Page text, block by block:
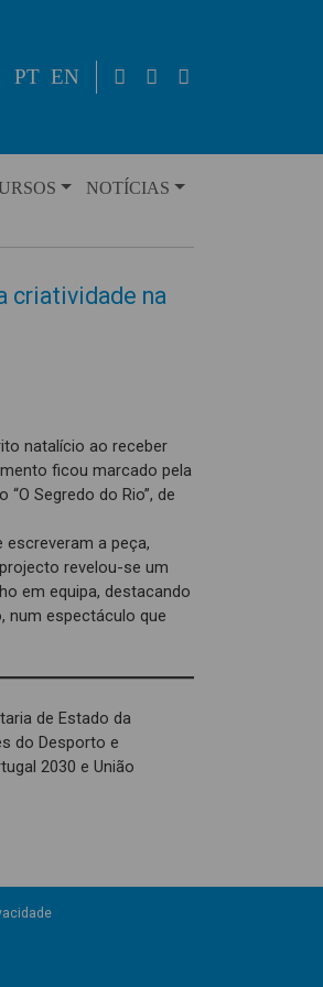
PT EN
NOTÍCIAS
criatividade na
natalício ao receber
ficou marcado pela
Segredo do Rio”, de
escreveram a peça,
revelou-se um
em equipa, destacando
num espectáculo que
de Estado da
do Desporto e
2030 e União